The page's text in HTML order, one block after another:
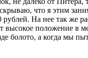
что я этим
На нее так же
высокое положение в
болото, а когда мы